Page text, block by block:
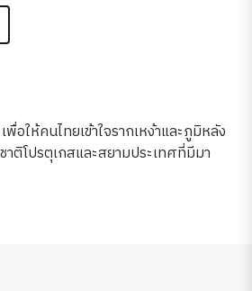
พื่อให้คนไทยเข้าใจรากเหง้าและภูมิหลัง
ติโปรตุเกสและสยามประเทศที่มีมา